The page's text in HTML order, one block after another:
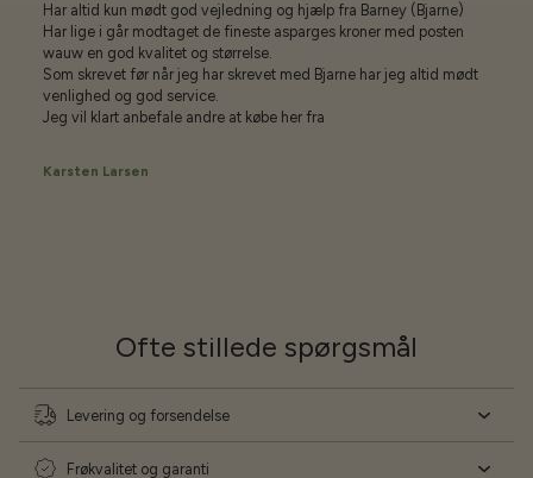
Har altid kun mødt god vejledning og hjælp fra Barney (Bjarne)
Har lige i går modtaget de fineste asparges kroner med posten
wauw en god kvalitet og størrelse.
Som skrevet før når jeg har skrevet med Bjarne har jeg altid mødt
venlighed og god service.
Jeg vil klart anbefale andre at købe her fra
Karsten Larsen
Ofte stillede spørgsmål
Levering og forsendelse
Frøkvalitet og garanti